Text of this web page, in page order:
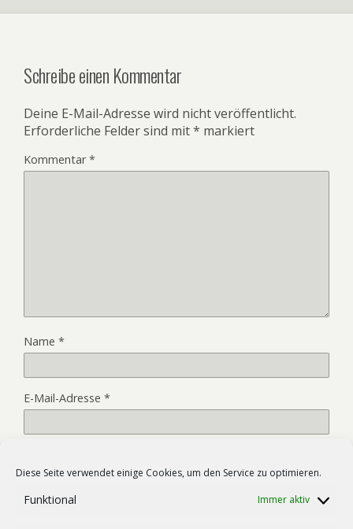
Diese Seite verwendet einige Cookies, um den Service zu optimieren.
Funktional Immer aktiv
Schreibe einen Kommentar
Deine E-Mail-Adresse wird nicht veröffentlicht.
Erforderliche Felder sind mit* markiert
Kommentar*
Name *
E-Mail-Adresse *